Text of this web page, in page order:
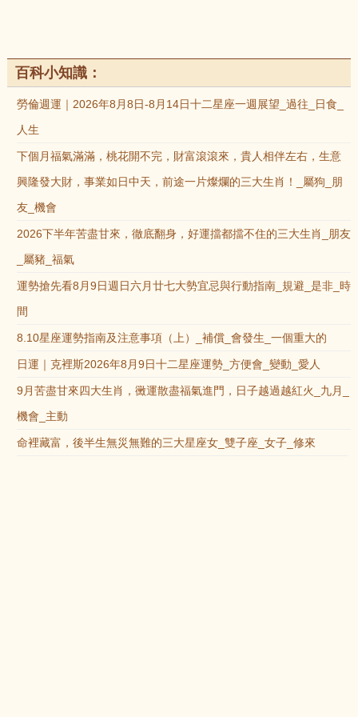
百科小知識：
勞倫週運｜2026年8月8日-8月14日十二星座一週展望_過往_日食_
人生
下個月福氣滿滿，桃花開不完，財富滾滾來，貴人相伴左右，生意
興隆發大財，事業如日中天，前途一片燦爛的三大生肖！_屬狗_朋
友_機會
2026下半年苦盡甘來，徹底翻身，好運擋都擋不住的三大生肖_朋友
_屬豬_福氣
運勢搶先看8月9日週日六月廿七大勢宜忌與行動指南_規避_是非_時
間
8.10星座運勢指南及注意事項（上）_補償_會發生_一個重大的
日運｜克裡斯2026年8月9日十二星座運勢_方便會_變動_愛人
9月苦盡甘來四大生肖，黴運散盡福氣進門，日子越過越紅火_九月_
機會_主動
命裡藏富，後半生無災無難的三大星座女_雙子座_女子_修來